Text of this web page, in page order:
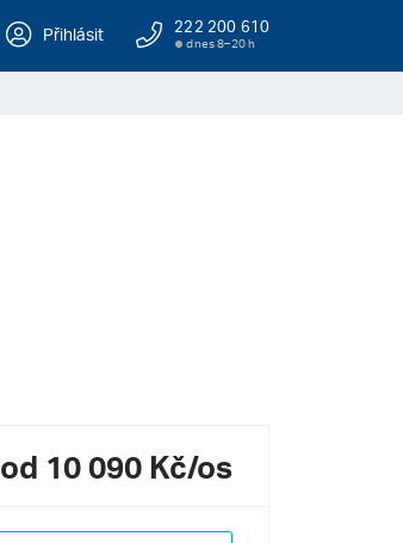
Přihlásit 222 200 610
dnes 8–20 h
od 10 090 Kč/os